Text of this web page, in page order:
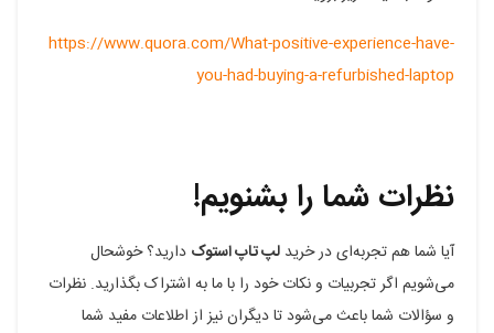
https://www.quora.com/What-positive-experience-have-
you-had-buying-a-refurbished-laptop
نظرات شما را بشنویم!
آیا شما هم تجربه‌ای در خرید لپ تاپ استوک دارید؟ خوشحال
می‌شویم اگر تجربیات و نکات خود را با ما به اشتراک بگذارید. نظرات
و سؤالات شما باعث می‌شود تا دیگران نیز از اطلاعات مفید شما